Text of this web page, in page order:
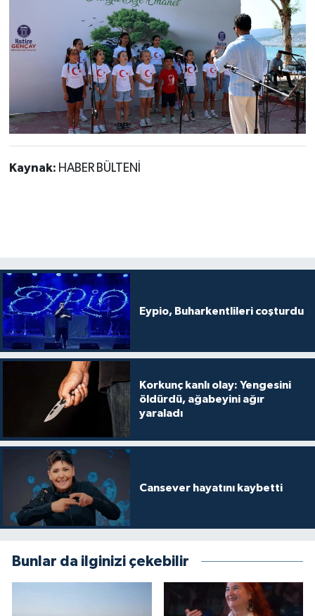
Kaynak: HABER BÜLTENİ
Eypio, Buharkentlileri coşturdu
Korkunç kanlı olay: Yengesini
öldürdü, ağabeyini ağır
yaraladı
Cansever hayatını kaybetti
Bunlar da ilginizi çekebilir